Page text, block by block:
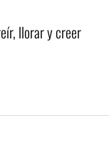
llorar y creer